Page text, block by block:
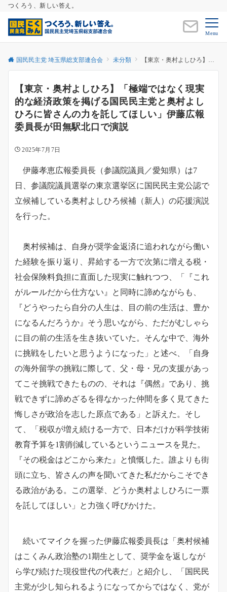
つくろう、新しい答え。
Menu
国民民主党 埼玉県総支部連合会 未分類 【東京・奥村よしひろ】「極端ではなく現実的な経済政策を掲げる国民民主党と奥村よしひろに皆さんの力を託してほしい」伊藤広報委員長が田無駅北口で演説
【東京・奥村よしひろ】「極端ではなく現実
的な経済政策を掲げる国民民主党と奥村よし
ひろに皆さんの力を託してほしい」伊藤広報
委員長が田無駅北口で演説
2025年7月7日
伊藤孝恵広報委員長（参議院議員／愛知県）は7
日、参議院議員選挙の東京選挙区に国民民主党公認で
立候補している奥村よしひろ候補（新人）の応援演説
を行った。
奥村候補は、自身が奨学金返済に追われながら働い
た経験を振り返り、昇給する一方で次第に増える税・
社会保険料負担に直面した現実に触れつつ、「『これ
がルールだから仕方ない』と同時に諦めながらも、
『どうやったら自分の人生は、目の前の生活は、豊か
になるんだろうか』そう思いながら、ただがむしゃら
に目の前の生活を生き抜いていた。そんな中で、海外
に挑戦をしたいと思うようになった」と述べ、「自身
の海外留学の挑戦に際して、父・母・兄の支援があっ
てこそ挑戦できたものの、それは『偶然』であり、挑
戦できずに諦めざるを得なかった仲間を多く見てきた
悔しさが政治を志した原点である」と訴えた。そし
て、「税収が増え続ける一方で、日本だけが科学技術
教育予算を1割削減しているというニュースを見た。
『その税金はどこから来た』と憤慨した。誰よりも街
頭に立ち、皆さんの声を聞いてきた私だからこそでき
る政治がある。この選挙、どうか奥村よしひろに一票
を託してほしい」と力強く呼びかけた。
続いてマイクを握った伊藤広報委員長は「奥村候補
はこくみん政治塾の1期生として、奨学金を返しなが
ら学び続けた現役世代の代表だ」と紹介し、「国民民
主党が少し知られるようになってからではなく、党が